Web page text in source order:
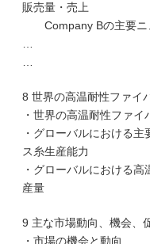
販売量・売上
Company Bの主要ニ
8 世界の高温耐性ファイ
・世界の高温耐性ファ
・グローバルにおける
ス糸生産能力
・グローバルにおける
産量
9 主な市場動向、機会、
・市場の機会と動向